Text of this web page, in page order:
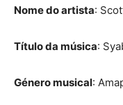
Nome do artista:
Título da música:
Género musical: